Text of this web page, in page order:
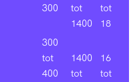
300
300
tot
400
tot
1400
1400
tot
tot
18
16
tot